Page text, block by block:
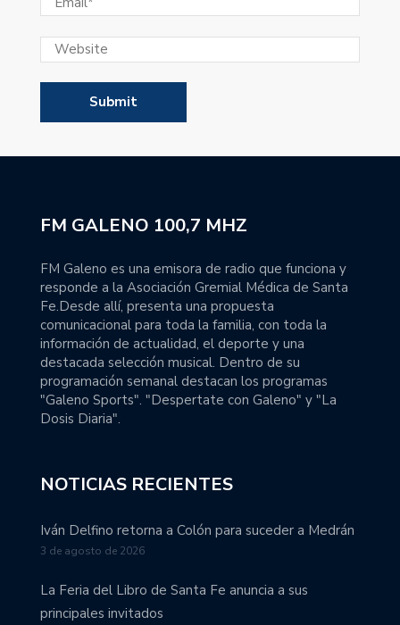
FM GALENO 100,7 MHZ
FM Galeno es una emisora de radio que funciona y
responde a la Asociación Gremial Médica de Santa
Fe.Desde allí, presenta una propuesta
comunicacional para toda la familia, con toda la
información de actualidad, el deporte y una
destacada selección musical. Dentro de su
programación semanal destacan los programas
"Galeno Sports". "Despertate con Galeno" y "La
Dosis Diaria".
NOTICIAS RECIENTES
Iván Delfino retorna a Colón para suceder a Medrán
3 de agosto de 2026
La Feria del Libro de Santa Fe anuncia a sus
principales invitados